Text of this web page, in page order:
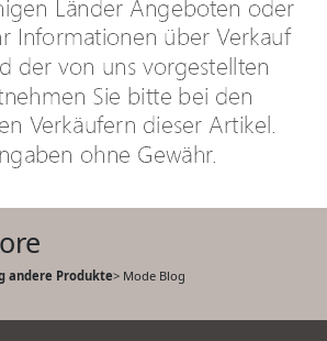
andere Produkte> Mode Blog